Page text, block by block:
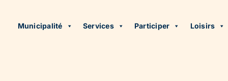
Municipalité Services Participer Loisirs